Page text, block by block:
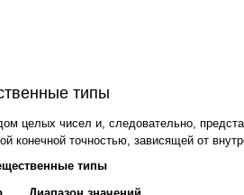
типы
целых чисел и, следовательно,
точностью, зависящей от
типы